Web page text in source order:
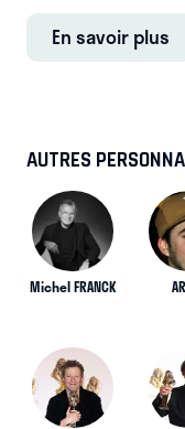
En savoir plus
AUTRES
Michel FRANCK